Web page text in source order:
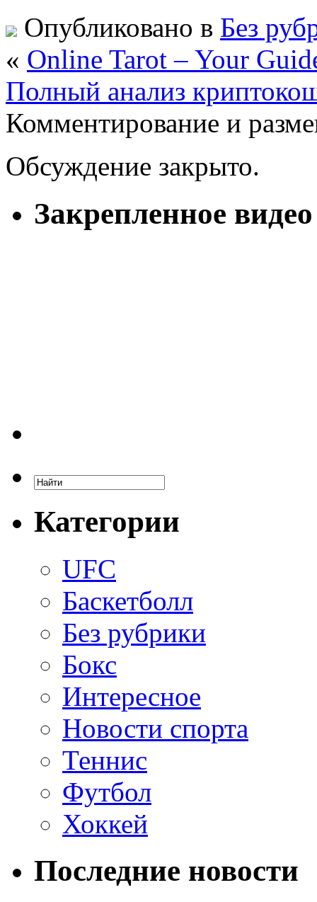
Опубликовано в Без
« Online Tarot – Your
Полный анализ
Комментирование и
Обсуждение закрыто.
Закрепленное видео
Категории
UFC
Баскетболл
Без рубрики
Бокс
Интересное
Новости спорта
Теннис
Футбол
Хоккей
Последние новости